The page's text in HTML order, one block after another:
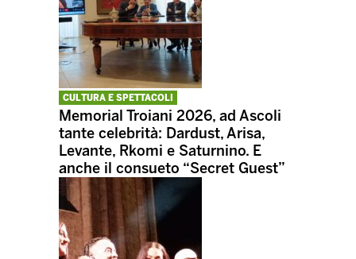
CULTURA E SPETTACOLI
Memorial Troiani 2026, ad Ascoli
tante celebrità: Dardust, Arisa,
Levante, Rkomi e Saturnino. E
anche il consueto “Secret Guest”